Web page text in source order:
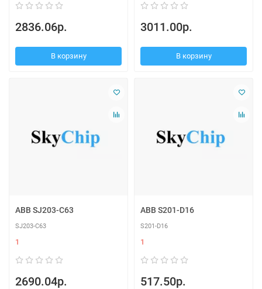
2836.06р.
В корзину
3011.00р.
В корзину
ABB SJ203-C63
SJ203-C63
1
2690.04р.
ABB S201-D16
S201-D16
1
517.50р.